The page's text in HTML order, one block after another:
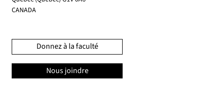
CANADA
Donnez à la faculté
Nous joindre